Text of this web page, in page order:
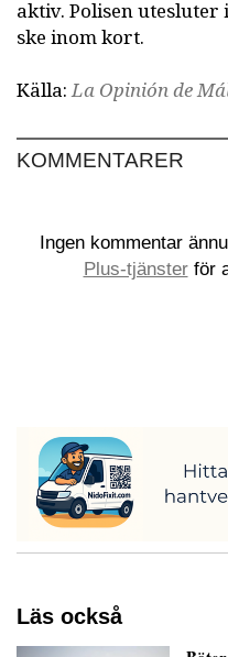
aktiv. Polisen
ske inom kort.
Källa:La Opinión de
KOMMENTARER
Ingen kommentar
Plus-tjänsterför